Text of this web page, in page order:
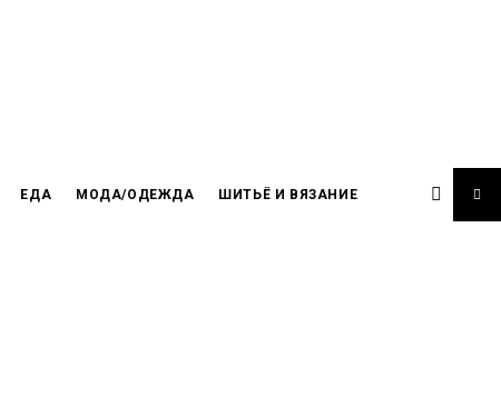
ЕДА МОДА/ОДЕЖДА ШИТЬЁ И ВЯЗАНИЕ